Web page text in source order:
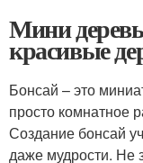
Мини
красивые
Бонсай – это
просто комнатное
Создание бонсай
даже мудрости. Не